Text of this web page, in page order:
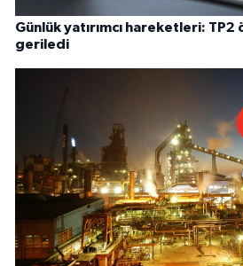
Günlük yatırımcı hareketleri: TP2
geriledi